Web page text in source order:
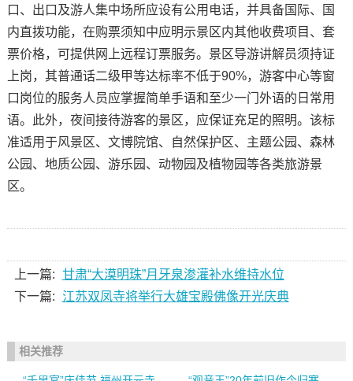
口、出口及游人集中场所应设有公用电话，并具备国际、国
内直拨功能，在购票须知中应明示景区内其他收费项目、套
票价格，可提供网上远程订票服务。景区导游讲解员须持证
上岗，其普通话二级甲等达标率不低于90%，游客中心等窗
口岗位的服务人员应掌握简单手语和至少一门外语的日常用
语。此外，夜间接待游客的景区，应保证充足的照明。该标
准适用于风景区、文博院馆、自然保护区、主题公园、森林
公园、地质公园、游乐园、动物园及植物园等各类旅游景
区。
上一篇: 甘肃“大漠明珠”月牙泉渗灌补水维持水位
下一篇:
江苏双凤寺将举行大雄宝殿佛像开光庆典
相关推荐